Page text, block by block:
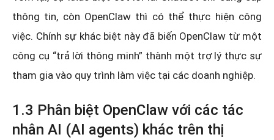
thông tin, còn OpenClaw thì có thể thực hiện công
việc. Chính sự khác biệt này đã biến OpenClaw từ một
công cụ “trả lời thông minh” thành một trợ lý thực sự
tham gia vào quy trình làm việc tại các doanh nghiệp.
1.3 Phân biệt OpenClaw với các tác
nhân AI (AI agents) khác trên thị